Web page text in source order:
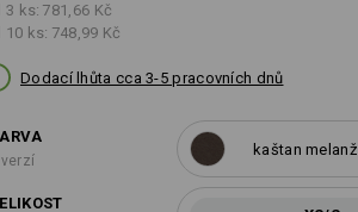
3 ks: 781,66 Kč
10 ks: 748,99 Kč
Dodací lhůta cca 3-5 pracovních dnů
kaštan melanž